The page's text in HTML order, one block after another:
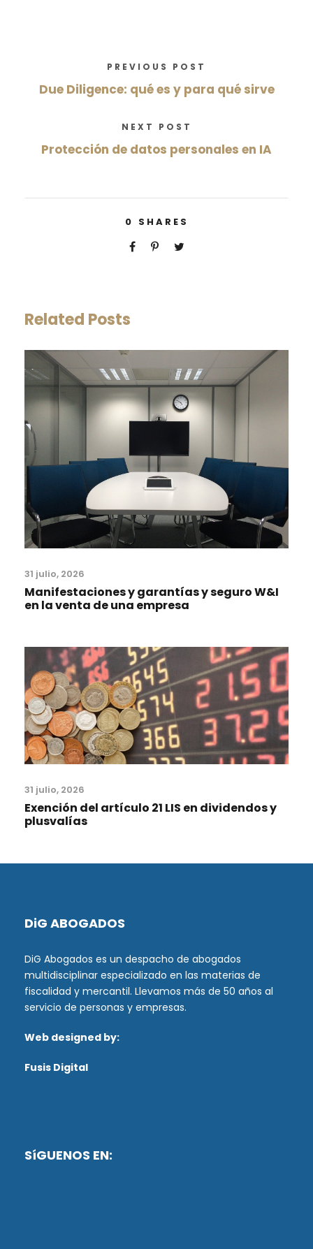
PREVIOUS POST
Due Diligence: qué es y para qué sirve
NEXT POST
Protección de datos personales en IA
0 SHARES
Related Posts
31 julio, 2026
Manifestaciones y garantías y seguro W&I
en la venta de una empresa
31 julio, 2026
Exención del artículo 21 LIS en dividendos y
plusvalías
DiG ABOGADOS
DiG Abogados es un despacho de abogados
multidisciplinar especializado en las materias de
fiscalidad y mercantil. Llevamos más de 50 años al
servicio de personas y empresas.
Web designed by:
Fusis Digital
SíGUENOS EN: